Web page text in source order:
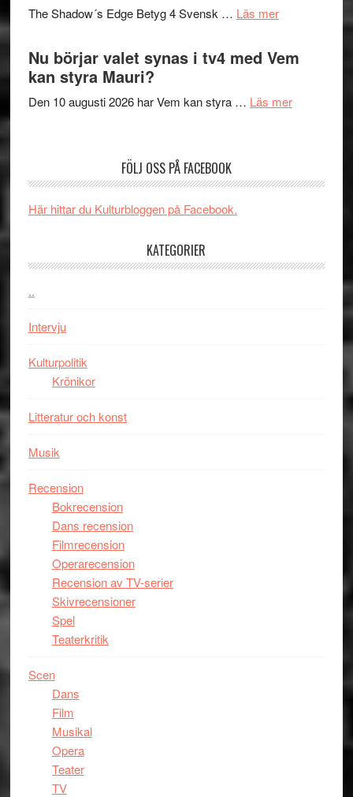
och
The Shadow´s Edge Betyg 4 Svensk … Läs merom
Shadow
Edge
spännande
Nu börjar valet synas i tv4 med Vem
kan styra Mauri?
Den 10 augusti 2026 har Vem kan styra … Läs merom
kan
FÖLJ OSS PÅ FACEBOOK
Här hittar du Kulturbloggen på Facebook.
KATEGORIER
..
Intervju
Kulturpolitik
Krönikor
Litteratur och konst
Musik
Recension
Bokrecension
Dans recension
Filmrecension
Operarecension
Recension av TV-serier
Skivrecensioner
Spel
Teaterkritik
Scen
Dans
Film
Musikal
Opera
Teater
TV